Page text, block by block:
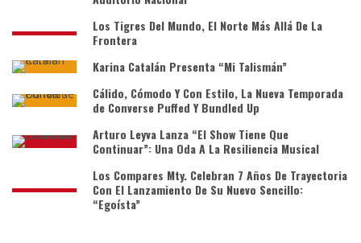
Los Tigres Del Mundo, El Norte Más Allá De La
Frontera
Karina Catalán Presenta “Mi Talismán”
Cálido, Cómodo Y Con Estilo, La Nueva Temporada
de Converse Puffed Y Bundled Up
Arturo Leyva Lanza “El Show Tiene Que
Continuar”: Una Oda A La Resiliencia Musical
Los Compares Mty. Celebran 7 Años De Trayectoria
Con El Lanzamiento De Su Nuevo Sencillo:
“Egoísta”